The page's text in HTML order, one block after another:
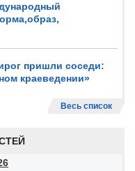
пришли соседи:
краеведении»
Весь список